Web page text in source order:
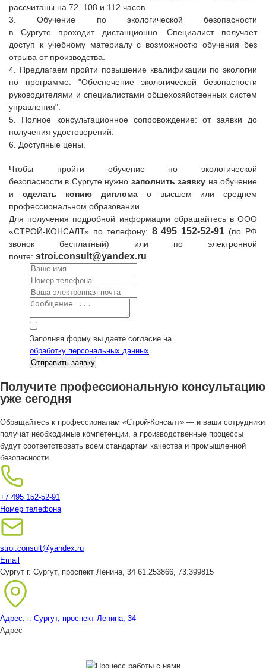
рассчитаны на 72, 108 и 112 часов.
3. Обучение по экологической безопасности
в Сургуте проходит дистанционно.Специалист получает
доступ к учебному материалу с возможностю обучения без
отрыва от производства.
4. Предлагаем пройти повышение квалификации по экологии
по программе: "Обеспечение экологической безопасности
руководителями и специалистами общехозяйственных систем
управления".
5. Полное консультационное сопровождение: от заявки до
получения удостоверений.
6. Доступные цены.
Чтобы пройти обучение по экологической
безопасности в Сургуте нужно заполнить заявку на обучение
и сделать копию диплома о высшем или среднем
профессиональном образовании.
Для получения подробной информации обращайтесь в ООО
«СТРОЙ-КОНСАЛТ» по телефону: 8495 152-52-91 (по РФ
звонок бесплатный) или по электронной
почте: stroi.consult@yandex.ru
Заполняя форму вы даете согласие на
обработку персональных данных
Получите профессиональную консультацию
уже сегодня
Обращайтесь к профессионалам «Строй-Консалт» — и ваши сотрудники
получат необходимые компетенции, а производственные процессы
будут соответствовать всем стандартам качества и промышленной
безопасности.
+7 495 152-52-91
Номер телефона
stroi.consult@yandex.ru
Email
Сургут г. Сургут, проспект Ленина, 34 61.253866, 73.399815
Адрес: г. Сургут, проспект Ленина, 34
Адрес